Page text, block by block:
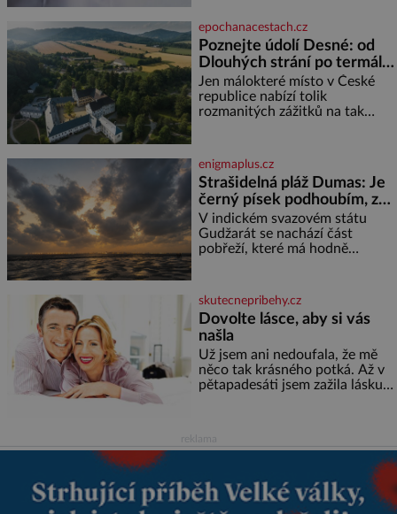
jméno kolegy z práce. Nebo
marně v paměti lovíte název
knížky, kterou jste nedávno
přečetli. Je to opravdu tak, s
věkem jako kdyby se paměť
rozhodla stávkovat. Cvičte
epochanacestach.cz
Poznejte údolí Desné: od
Dlouhých strání po termální
prameny
Jen málokteré místo v České
republice nabízí tolik
rozmanitých zážitků na tak
jediného dne můžete
nahlédnout do útrob jedné z
nejvýznamnějších vodních
elektráren v Evropě, vydat se na
horské hřebeny, projet se na
koloběžce a den zakončit
poznáváním památek ve
enigmaplus.cz
Strašidelná pláž Dumas: Je
černý písek podhoubím, ze
kterého roste zlo?
V indickém svazovém státu
Gudžarát se nachází část
pobřeží, které má hodně
Proč má pláž takové netypické
zbarvení? Nakolik jsou pravd
skutecnepribehy.cz
Dovolte lásce, aby si vás
našla
Už jsem ani nedoufala, že mě
něco tak krásného potká. Až v
pětapadesáti jsem zažila lásku
nás dali dohromady, Toník byl
dobře zaopatřený mladý muž.
Manželství nám oběma moc
nesvědčilo, brzy jsme zjistili, že